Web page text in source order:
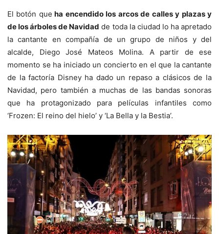
El botón que ha encendido los arcos de calles y plazas y
delos árboles de Navidad de toda la ciudad lo ha apretado
la cantante en compañía de un grupo de niños y del
alcalde, Diego José Mateos Molina. A partir de ese
momento se ha iniciado un concierto en el que la cantante
de la factoría Disney ha dado un repaso a clásicos de la
Navidad, pero también a muchas de las bandas sonoras
que ha protagonizado para películas infantiles como
‘Frozen: El reino del hielo’ y ‘La Bella y la Bestia’.